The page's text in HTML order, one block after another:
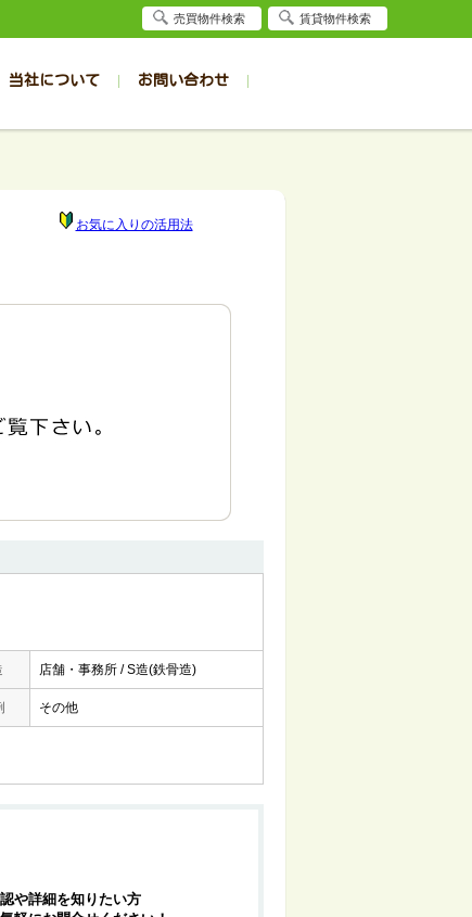
覧
帯広の1R～1K
帯広の1DK～1LDK
覧
旭川の1R～1K
旭川の1DK～1LDK
当社について お問い合わせ
お気に入りの活用法
店舗・事務所 / S造(鉄骨造)
その他
や詳細を知りたい方
売買物件検索 賃貸物件検索